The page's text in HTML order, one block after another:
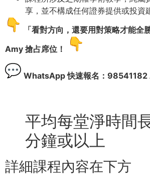
享，並不構成任何證券提供或投資
「看對方向，還要用對策略才能全
Amy 搶占席位！
WhatsApp 快速報名：98541182
平均每堂淨時間
分鐘或以上
詳細課程內容在下方